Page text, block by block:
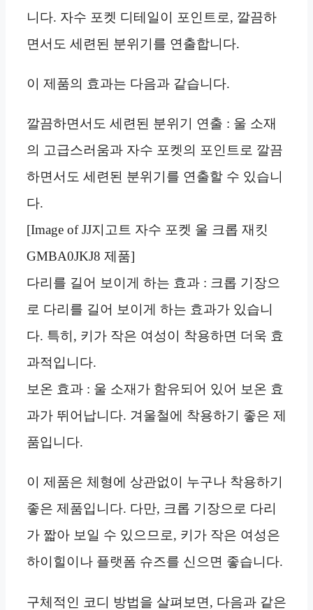
니다. 자수 포켓 디테일이 포인트로, 깔끔하
면서도 세련된 분위기를 연출합니다.
이 제품의 효과는 다음과 같습니다.
깔끔하면서도 세련된 분위기 연출 : 울 소재
의 고급스러움과 자수 포켓의 포인트로 깔끔
하면서도 세련된 분위기를 연출할 수 있습니
다.
[Image of JJ지고트 자수 포켓 울 크롭 재킷
GMBA0JKJ8 제품]
다리를 길어 보이게 하는 효과 : 크롭 기장으
로 다리를 길어 보이게 하는 효과가 있습니
다. 특히, 키가 작은 여성이 착용하면 더욱 효
과적입니다.
보온 효과 : 울 소재가 함유되어 있어 보온 효
과가 뛰어납니다. 겨울철에 착용하기 좋은 제
품입니다.
이 제품은 체형에 상관없이 누구나 착용하기
좋은 제품입니다. 다만, 크롭 기장으로 다리
가 짧아 보일 수 있으므로, 키가 작은 여성은
하이힐이나 플랫폼 슈즈를 신으면 좋습니다.
구체적인 코디 방법을 살펴보면, 다음과 같은